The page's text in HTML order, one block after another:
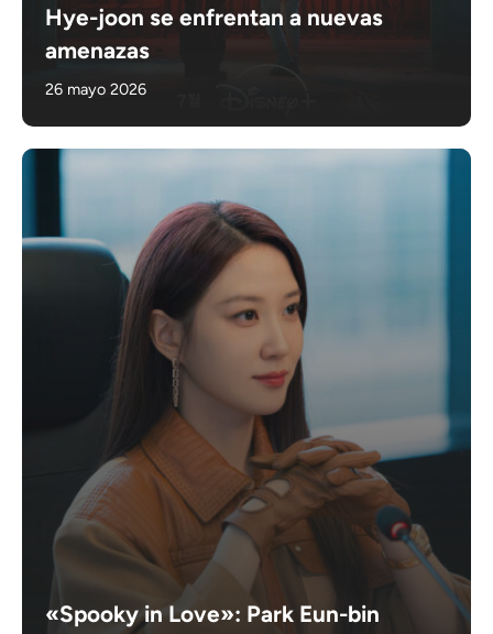
Hye-joon se enfrentan a nuevas
amenazas
26 mayo 2026
«Spooky in Love»: Park Eun-bin